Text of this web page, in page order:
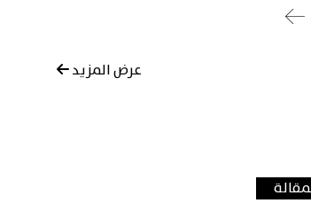
عرض المزيد